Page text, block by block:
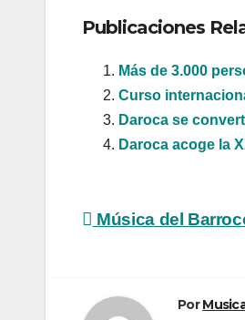
Publicaciones
Más de 3.000
Curso
Daroca se
Daroca acoge la
Navegación
entradas
Música del
Por